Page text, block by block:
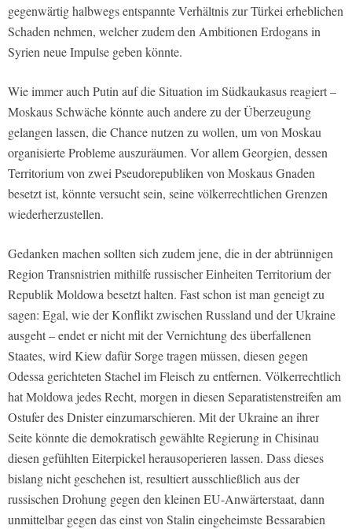
gegenwärtig halbwegs entspannte Verhältnis zur Türkei erheblichen
Schaden nehmen, welcher zudem den Ambitionen Erdogans in
Syrien neue Impulse geben könnte.
Wie immer auch Putin auf die Situation im Südkaukasus reagiert –
Moskaus Schwäche könnte auch andere zu der Überzeugung
gelangen lassen, die Chance nutzen zu wollen, um von Moskau
organisierte Probleme auszuräumen. Vor allem Georgien, dessen
Territorium von zwei Pseudorepubliken von Moskaus Gnaden
besetzt ist, könnte versucht sein, seine völkerrechtlichen Grenzen
wiederherzustellen.
Gedanken machen sollten sich zudem jene, die in der abtrünnigen
Region Transnistrien mithilfe russischer Einheiten Territorium der
Republik Moldowa besetzt halten. Fast schon ist man geneigt zu
sagen: Egal, wie der Konflikt zwischen Russland und der Ukraine
ausgeht – endet er nicht mit der Vernichtung des überfallenen
Staates, wird Kiew dafür Sorge tragen müssen, diesen gegen
Odessa gerichteten Stachel im Fleisch zu entfernen. Völkerrechtlich
hat Moldowa jedes Recht, morgen in diesen Separatistenstreifen am
Ostufer des Dnister einzumarschieren. Mit der Ukraine an ihrer
Seite könnte die demokratisch gewählte Regierung in Chisinau
diesen gefühlten Eiterpickel herausoperieren lassen. Dass dieses
bislang nicht geschehen ist, resultiert ausschließlich aus der
russischen Drohung gegen den kleinen EU-Anwärterstaat, dann
unmittelbar gegen das einst von Stalin eingeheimste Bessarabien